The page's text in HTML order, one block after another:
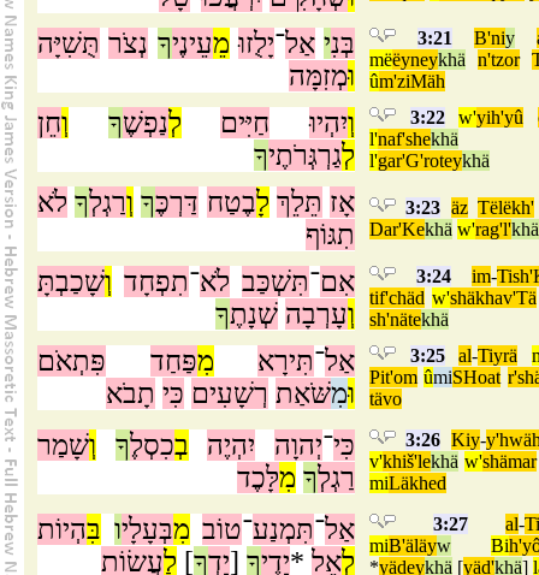
בְּנִי אַל־יָלֻזוּ מֵעֵינֶיךָ נְצֹר תֻּשִׁיָּה
וּמְזִמָּה
3:21 B'niy
mëëyneykhä n'tzor
ûm'ziMäh
וְיִהְיוּ חַיִּים לְנַפְשֶׁךָ וְחֵן
לְגַרְגְּרֹתֶיךָ
3:22 w'yih'yû
l'naf'shekhä
l'gar'G'roteykhä
אָז תֵּלֵךְ לָבֶטַח דַּרְכֶּךָ וְרַגְלְךָ לֹא
תִגּוֹף
3:23 äz Tëlëkh'
Dar'Kekhä w'rag'l'khä
אִם־תִּשְׁכַּב לֹא־תִפְחָד וְשָׁכַבְתָּ
וְעָרְבָה שְׁנָתֶךָ
3:24 im-
tif'chäd w'shäkhav'Tä
sh'nätekhä
אַל־תִּירָא מִפַּחַד
פִּתְאֹם
וּמִשֹּׁאַת רְשָׁעִים כִּי תָבֹא
3:25 al-Tiyrä
Pit'om ûmiSHoat
tävo
כִּי־יְהוָה יִהְיֶה בְכִסְלֶךָ וְשָׁמַר
רַגְלְךָ מִלָּכֶד
3:26 Kiy-
v'khiš'lekhä w'shämar
miLäkhed
אַל־תִּמְנַע־טוֹב מִבְּעָלָיו בִּהְיוֹת
לְאֵל *יָדֶיךָ [יָדְךָ] לַעֲשׂוֹת
3:27 al-
miB'äläyw Bi
*yädeykhä [yäd'khä]